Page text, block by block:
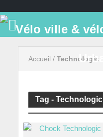
Accueil / Technologic
Tag - Technologic